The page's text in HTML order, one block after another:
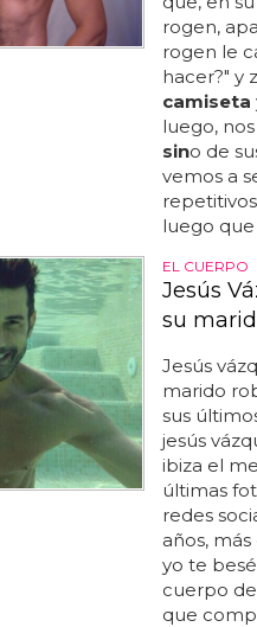
rogen,
rogen le
hacer?" y
camiseta
luego,
sino de
vemos a
luego
EL CUERPO
Jesús
su
Jesús
marido
sus
jesús
ibiza el
últimas
redes
años,
yo te
cuerpo
que